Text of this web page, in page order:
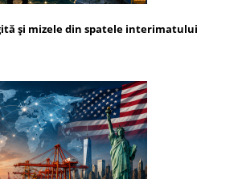
și mizele din spatele interimatului